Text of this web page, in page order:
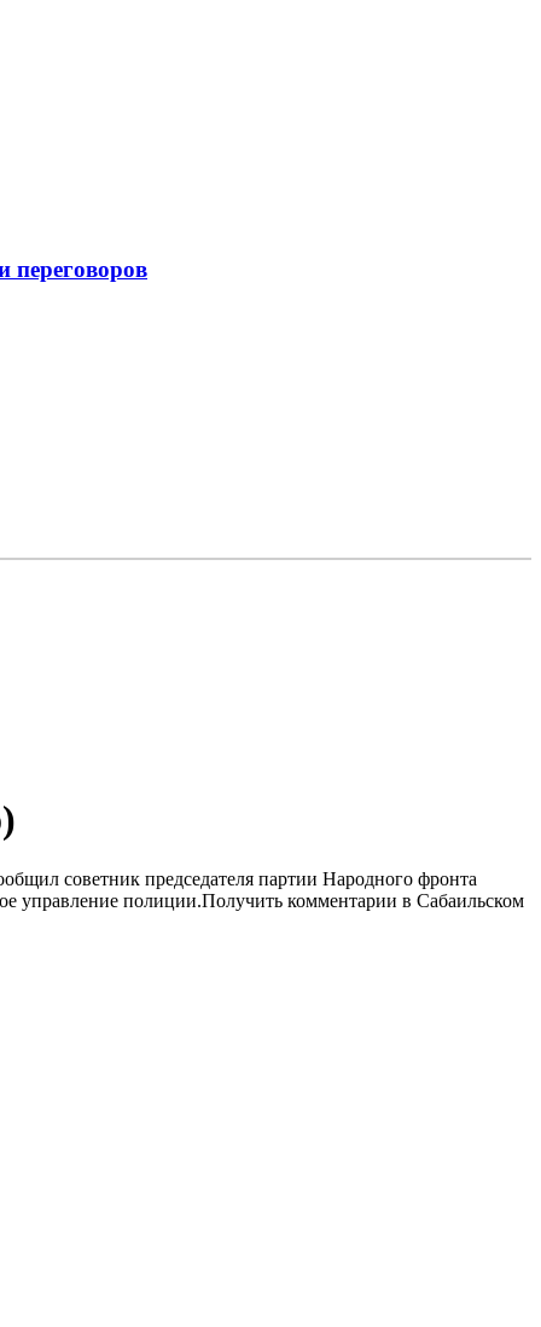
переговоров
советник председателя партии Народного фронта
управление полиции.Получить комментарии в Сабаильском